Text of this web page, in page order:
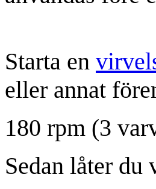
Starta en
eller annat
180 rpm (3
Sedan låter